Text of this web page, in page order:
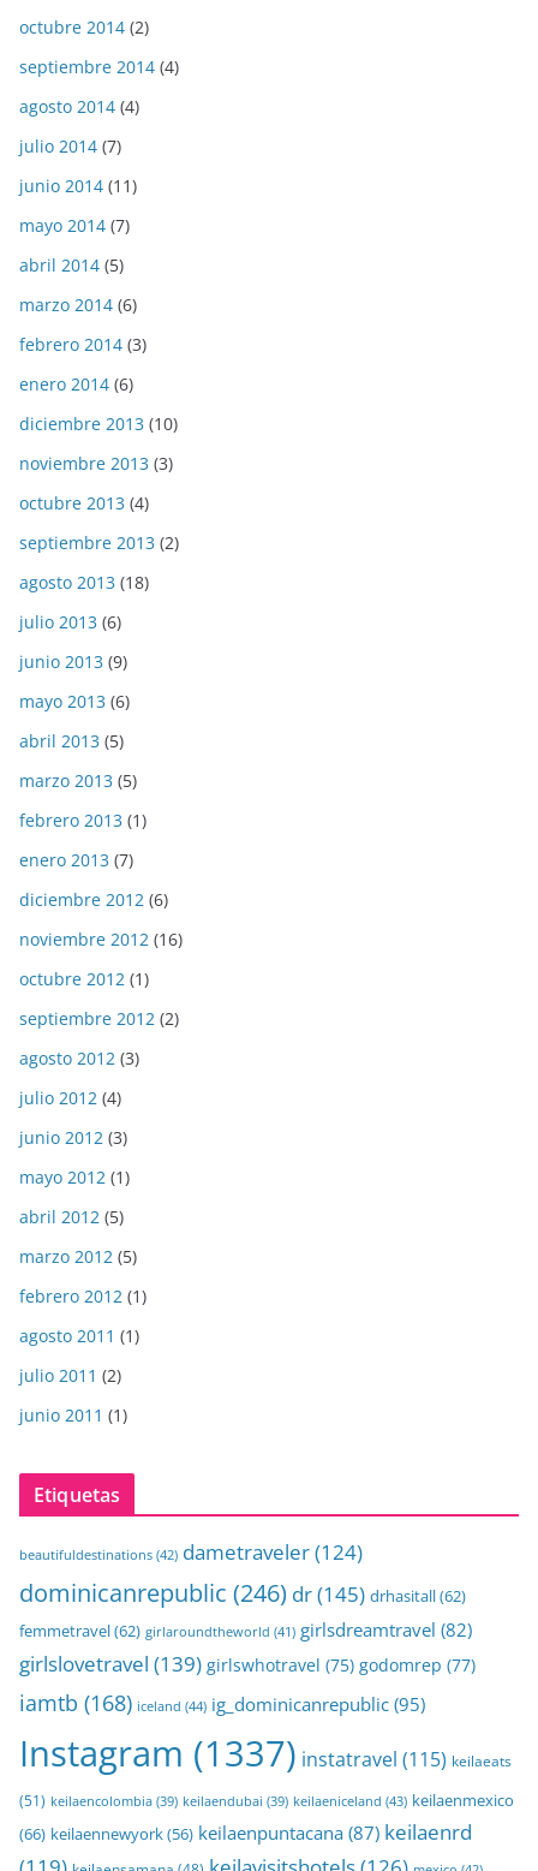
octubre 2014 (2)
septiembre 2014 (4)
agosto 2014 (4)
julio 2014 (7)
junio 2014 (11)
mayo 2014 (7)
abril 2014 (5)
marzo 2014 (6)
febrero 2014 (3)
enero 2014 (6)
diciembre 2013 (10)
noviembre 2013 (3)
octubre 2013 (4)
septiembre 2013 (2)
agosto 2013 (18)
julio 2013 (6)
junio 2013 (9)
mayo 2013 (6)
abril 2013 (5)
marzo 2013 (5)
febrero 2013 (1)
enero 2013 (7)
diciembre 2012 (6)
noviembre 2012 (16)
octubre 2012 (1)
septiembre 2012 (2)
agosto 2012 (3)
julio 2012 (4)
junio 2012 (3)
mayo 2012 (1)
abril 2012 (5)
marzo 2012 (5)
febrero 2012 (1)
agosto 2011 (1)
julio 2011 (2)
junio 2011 (1)
Etiquetas
beautifuldestinations (42) dametraveler(124)
dominicanrepublic (246) dr(145) drhasitall(62)
femmetravel(62) girlaroundtheworld (41) girlsdreamtravel (82)
girlslovetravel (139) girlswhotravel (75) godomrep (77)
iamtb (168) iceland (44) ig_dominicanrepublic (95)
Instagram (1337) instatravel (115) keilaeats
(51) keilaencolombia (39) keilaendubai (39) keilaeniceland (43) keilaenmexico
(66) keilaennewyork(56) keilaenpuntacana (87) keilaenrd